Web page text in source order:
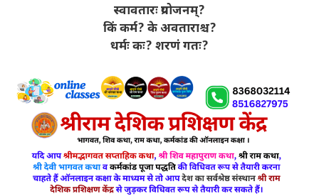
स्वावतारः प्रयोजनम्?
किं कर्म? के अवताराश्च?
धर्मः कः? शरणं गतः?